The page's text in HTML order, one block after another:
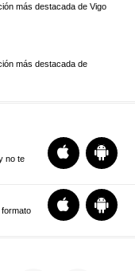
más destacada de Vigo
más destacada de
no te
formato